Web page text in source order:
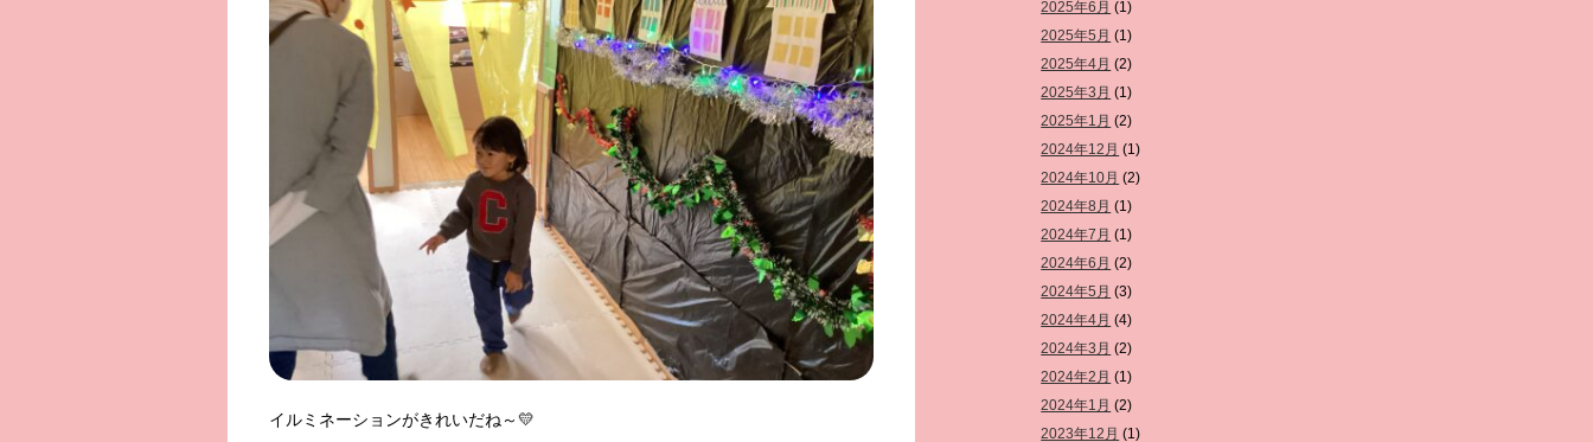
イルミネーションがきれいだね～💛
2025年6月 (1)
2025年5月 (1)
2025年4月 (2)
2025年3月 (1)
2025年1月 (2)
2024年12月 (1)
2024年10月 (2)
2024年8月 (1)
2024年7月 (1)
2024年6月 (2)
2024年5月 (3)
2024年4月 (4)
2024年3月 (2)
2024年2月 (1)
2024年1月 (2)
2023年12月 (1)